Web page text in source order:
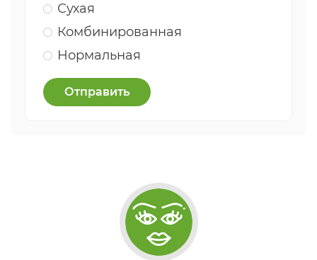
Сухая
Комбинированная
Нормальная
Отправить